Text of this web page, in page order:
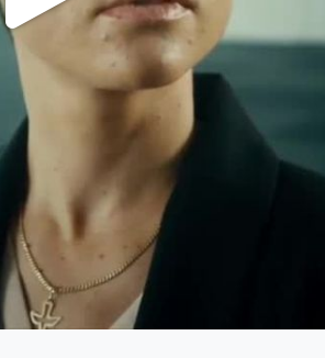
Lire
la
vidéo